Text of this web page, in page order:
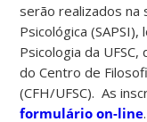
serão realizados na
Psicológica
Psicologia da
do Centro de
(CFH/UFSC). As
formulário on-line.